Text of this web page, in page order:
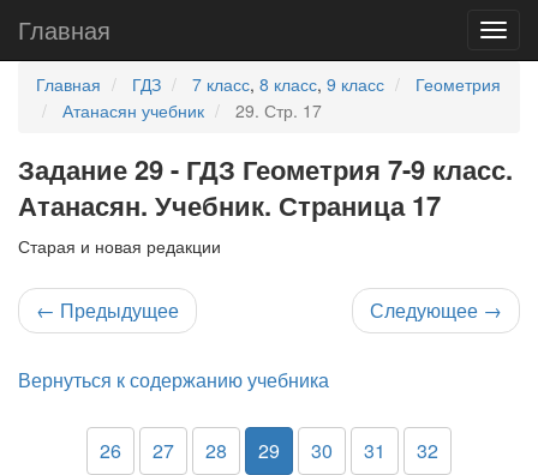
Главная
Главная ГДЗ 7 класс, 8 класс, 9 класс
Геометрия
Атанасян учебник
29. Стр. 17
Задание 29 - ГДЗ Геометрия 7-9 класс.
Атанасян. Учебник. Страница 17
Старая и новая редакции
← Предыдущее Следующее →
Вернуться к содержанию учебника
26 27 28 29 30 31 32